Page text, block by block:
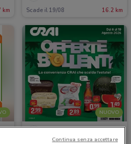
km Scade il 19/08 16.2 km
NUOVO
Continua senza accettare